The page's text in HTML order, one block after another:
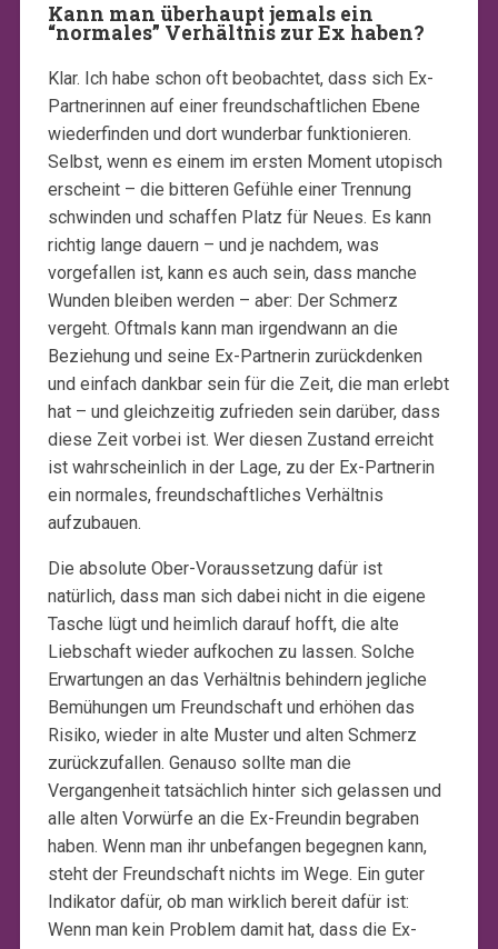
Kann man überhaupt jemals ein
“normales” Verhältnis zur Ex haben?
Klar. Ich habe schon oft beobachtet, dass sich Ex-
Partnerinnen auf einer freundschaftlichen Ebene
wiederfinden und dort wunderbar funktionieren.
Selbst, wenn es einem im ersten Moment utopisch
erscheint – die bitteren Gefühle einer Trennung
schwinden und schaffen Platz für Neues. Es kann
richtig lange dauern – und je nachdem, was
vorgefallen ist, kann es auch sein, dass manche
Wunden bleiben werden – aber: Der Schmerz
vergeht. Oftmals kann man irgendwann an die
Beziehung und seine Ex-Partnerin zurückdenken
und einfach dankbar sein für die Zeit, die man erlebt
hat – und gleichzeitig zufrieden sein darüber, dass
diese Zeit vorbei ist. Wer diesen Zustand erreicht
ist wahrscheinlich in der Lage, zu der Ex-Partnerin
ein normales, freundschaftliches Verhältnis
aufzubauen.
Die absolute Ober-Voraussetzung dafür ist
natürlich, dass man sich dabei nicht in die eigene
Tasche lügt und heimlich darauf hofft, die alte
Liebschaft wieder aufkochen zu lassen. Solche
Erwartungen an das Verhältnis behindern jegliche
Bemühungen um Freundschaft und erhöhen das
Risiko, wieder in alte Muster und alten Schmerz
zurückzufallen. Genauso sollte man die
Vergangenheit tatsächlich hinter sich gelassen und
alle alten Vorwürfe an die Ex-Freundin begraben
haben. Wenn man ihr unbefangen begegnen kann,
steht der Freundschaft nichts im Wege. Ein guter
Indikator dafür, ob man wirklich bereit dafür ist:
Wenn man kein Problem damit hat, dass die Ex-